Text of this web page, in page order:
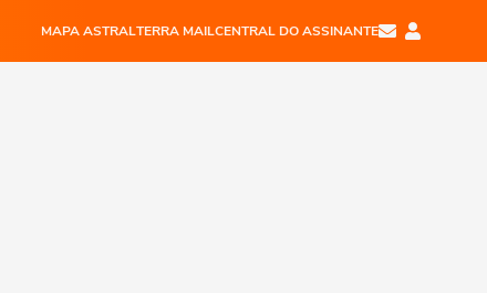
MAPA ASTRALTERRA MAILCENTRAL DO ASSINANTE